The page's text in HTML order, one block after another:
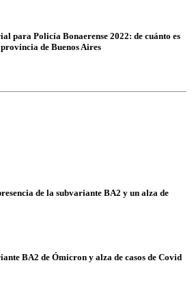
para Policía Bonaerense 2022: de cuánto es
de Buenos Aires
de la subvariante BA2 y un alza de
BA2 de Ómicron y alza de casos de Covid